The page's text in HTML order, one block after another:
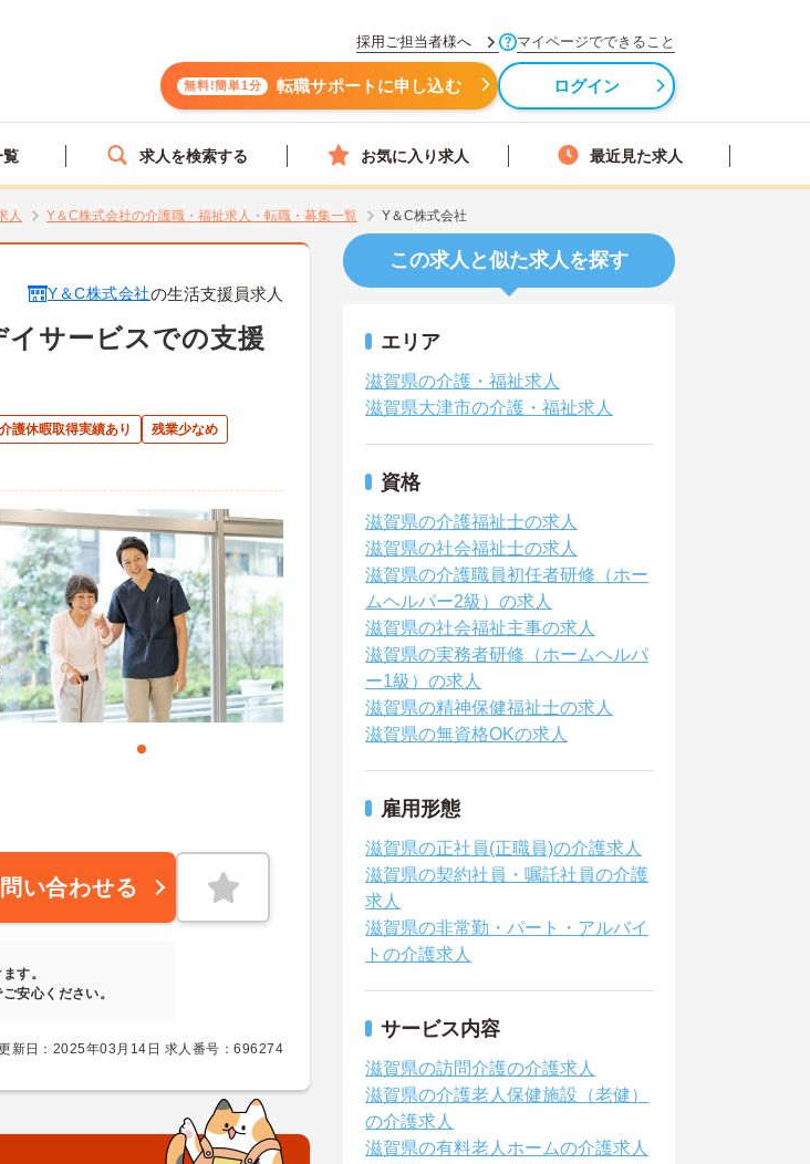
採用ご担当者様へ マイページでできること
無料!簡単1分 転職サポートに申し込む ログイン
覧 求人を検索する お気に入り求人 最近見た求人
人 Y＆C株式会社の介護職・福祉求人・転職・募集一覧 Y＆C株式会社
Y＆C株式会社の生活支援員求人
イサービスでの支援
護休暇取得実績あり
残業少なめ
い合わせる
す。
安心ください。
新日：2025年03月14日 求人番号：696274
この求人と似た求人を探す
エリア
滋賀県の介護・福祉求人
滋賀県大津市の介護・福祉求人
資格
滋賀県の介護福祉士の求人
滋賀県の社会福祉士の求人
滋賀県の介護職員初任者研修（ホー
ムヘルパー2級）の求人
滋賀県の社会福祉主事の求人
滋賀県の実務者研修（ホームヘルパ
ー1級）の求人
滋賀県の精神保健福祉士の求人
滋賀県の無資格OKの求人
雇用形態
滋賀県の正社員(正職員)の介護求人
滋賀県の契約社員・嘱託社員の介護
求人
滋賀県の非常勤・パート・アルバイ
トの介護求人
サービス内容
滋賀県の訪問介護の介護求人
滋賀県の介護老人保健施設（老健）
の介護求人
滋賀県の有料老人ホームの介護求人